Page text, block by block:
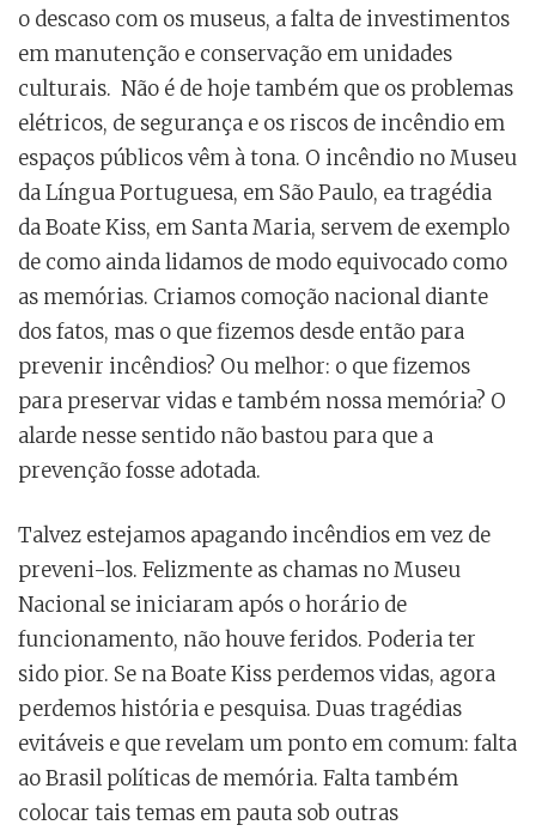
o descaso com os museus, a falta de investimentos
em manutenção e conservação em unidades
culturais. Não é de hoje também que os problemas
elétricos, de segurança e os riscos de incêndio em
espaços públicos vêm à tona. O incêndio no Museu
da Língua Portuguesa, em São Paulo, ea tragédia
da Boate Kiss, em Santa Maria, servem de exemplo
de como ainda lidamos de modo equivocado como
as memórias. Criamos comoção nacional diante
dos fatos, mas o que fizemos desde então para
prevenir incêndios? Ou melhor: o que fizemos
para preservar vidas e também nossa memória? O
alarde nesse sentido não bastou para que a
prevenção fosse adotada.
Talvez estejamos apagando incêndios em vez de
preveni-los. Felizmente as chamas no Museu
Nacional se iniciaram após o horário de
funcionamento, não houve feridos. Poderia ter
sido pior. Se na Boate Kiss perdemos vidas, agora
perdemos história e pesquisa. Duas tragédias
evitáveis e que revelam um ponto em comum: falta
ao Brasil políticas de memória. Falta também
colocar tais temas em pauta sob outras